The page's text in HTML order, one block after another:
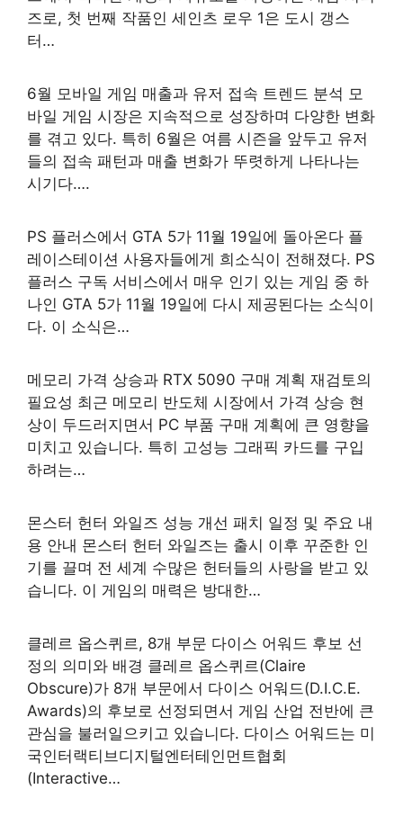
즈로, 첫 번째 작품인 세인츠 로우 1은 도시 갱스
터…
6월 모바일 게임 매출과 유저 접속 트렌드 분석 모
바일 게임 시장은 지속적으로 성장하며 다양한 변화
를 겪고 있다. 특히 6월은 여름 시즌을 앞두고 유저
들의 접속 패턴과 매출 변화가 뚜렷하게 나타나는
시기다….
PS 플러스에서 GTA 5가 11월 19일에 돌아온다 플
레이스테이션 사용자들에게 희소식이 전해졌다. PS
플러스 구독 서비스에서 매우 인기 있는 게임 중 하
나인 GTA 5가 11월 19일에 다시 제공된다는 소식이
다. 이 소식은…
메모리 가격 상승과 RTX 5090 구매 계획 재검토의
필요성 최근 메모리 반도체 시장에서 가격 상승 현
상이 두드러지면서 PC 부품 구매 계획에 큰 영향을
미치고 있습니다. 특히 고성능 그래픽 카드를 구입
하려는…
몬스터 헌터 와일즈 성능 개선 패치 일정 및 주요 내
용 안내 몬스터 헌터 와일즈는 출시 이후 꾸준한 인
기를 끌며 전 세계 수많은 헌터들의 사랑을 받고 있
습니다. 이 게임의 매력은 방대한…
클레르 옵스퀴르, 8개 부문 다이스 어워드 후보 선
정의 의미와 배경 클레르 옵스퀴르(Claire
Obscure)가 8개 부문에서 다이스 어워드(D.I.C.E.
Awards)의 후보로 선정되면서 게임 산업 전반에 큰
관심을 불러일으키고 있습니다. 다이스 어워드는 미
국인터랙티브디지털엔터테인먼트협회
(Interactive…